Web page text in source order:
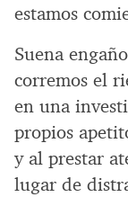
estamos
Suena
corremos el
en una
propios
y al prestar
lugar de